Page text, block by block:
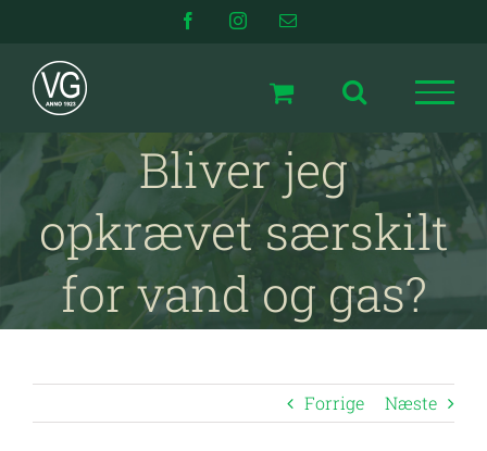
content
FacebookInstagram
E-
Bliver jeg
opkrævet særskilt
for vand og gas?
Forrige Næste